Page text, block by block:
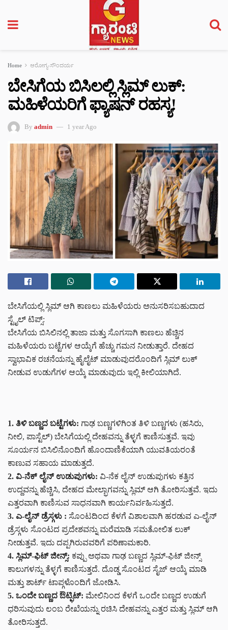
Home ಆರೋಗ್ಯ-ಸೌಂದರ್ಯ
ಬೇಸಿಗೆಯ ಬಿಸಿಲಲ್ಲಿ ಸ್ಲಿಮ್ ಲುಕ್:
ಮಹಿಳೆಯರಿಗೆ ಫ್ಯಾಷನ್ ರಹಸ್ಯ!
By admin 1 year Ago
ಬೇಸಿಗೆಯಲ್ಲಿ ಸ್ಲಿಮ್ ಆಗಿ ಕಾಣಲು ಮಹಿಳೆಯರು ಅನುಸರಿಸಬಹುದಾದ
ಸ್ಟೈಲ್ ಟಿಪ್ಸ್:
ಬೇಸಿಗೆಯ ಬಿಸಿಲಿನಲ್ಲಿ ತಾಜಾ ಮತ್ತು ಸೊಗಸಾಗಿ ಕಾಣಲು ಹೆಚ್ಚಿನ
ಮಹಿಳೆಯರು ಬಟ್ಟೆಗಳ ಆಯ್ಕೆಗೆ ಹೆಚ್ಚು ಗಮನ ನೀಡುತ್ತಾರೆ. ದೇಹದ
ಸ್ವಾಭಾವಿಕ ರಚನೆಯನ್ನು ಹೈಲೈಟ್ ಮಾಡುವುದರೊಂದಿಗೆ ಸ್ಲಿಮ್ ಲುಕ್
ನೀಡುವ ಉಡುಗೆಗಳ ಆಯ್ಕೆ ಮಾಡುವುದು ಇಲ್ಲಿ ಕೀಲಿಯಾಗಿದೆ.
1. ತಿಳಿ ಬಣ್ಣದ ಬಟ್ಟೆಗಳು: ಗಾಢ ಬಣ್ಣಗಳಿಗಿಂತ ತಿಳಿ ಬಣ್ಣಗಳು (ಹಸಿರು,
ನೀಲಿ, ಪಾಸ್ಟೆಲ್) ಬೇಸಿಗೆಯಲ್ಲಿ ದೇಹವನ್ನು ತೆಳ್ಳಗೆ ಕಾಣಿಸುತ್ತವೆ. ಇವು
ಸೂರ್ಯನ ಬಿಸಿಲಿನೊಂದಿಗೆ ಹೊಂದಾಣಿಕೆಯಾಗಿ ಯುವತಿಯರಂತೆ
ಕಾಣುವ ಸಹಾಯ ಮಾಡುತ್ತದೆ.
2. ವಿ-ನೆಕ್ ಲೈನ್ ಉಡುಪುಗಳು: ವಿ-ನೆಕ ಲೈನ್ ಉಡುಪುಗಳು ಕತ್ತಿನ
ಉದ್ದವನ್ನು ಹೆಚ್ಚಿಸಿ, ದೇಹದ ಮೇಲ್ಭಾಗವನ್ನು ಸ್ಲಿಮ್ ಆಗಿ ತೋರಿಸುತ್ತವೆ. ಇದು
ಎತ್ತರವಾಗಿ ಕಾಣಿಸುವ ಸಾಧನವಾಗಿ ಕಾರ್ಯನಿರ್ವಹಿಸುತ್ತದೆ.
3. ಎ-ಲೈನ್ ಡ್ರೆಸ್ಗಳು : ಸೊಂಟದಿಂದ ಕೆಳಗೆ ವಿಶಾಲವಾಗಿ ಹರಡುವ ಎ-ಲೈನ್
ಡ್ರೆಸ್ಗಳು ಸೊಂಟದ ಪ್ರದೇಶವನ್ನು ಮರೆಮಾಡಿ ಸಮತೋಲಿತ ಲುಕ್
ನೀಡುತ್ತವೆ. ಇದು ದಪ್ಪಗಿರುವವರಿಗೆ ಪರಿಣಾಮಕಾರಿ.
4. ಸ್ಲಿಮ್-ಫಿಟ್ ಜೀನ್ಸ್: ಕಪ್ಪು ಅಥವಾ ಗಾಢ ಬಣ್ಣದ ಸ್ಲಿಮ್-ಫಿಟ್ ಜೀನ್ಸ್
ಕಾಲುಗಳನ್ನು ತೆಳ್ಳಗೆ ಕಾಣಿಸುತ್ತದೆ. ದೊಡ್ಡ ಸೊಂಟದ ಸೈಜ್ ಆಯ್ಕೆ ಮಾಡಿ
ಮತ್ತು ಶಾರ್ಟ್ ಟಾಪ್ಗಳೊಂದಿಗೆ ಜೋಡಿಸಿ.
5. ಒಂದೇ ಬಣ್ಣದ ಔಟ್ಫಿಟ್: ಮೇಲಿನಿಂದ ಕೆಳಗೆ ಒಂದೇ ಬಣ್ಣದ ಉಡುಗೆ
ಧರಿಸುವುದು ಲಂಬ ರೇಖೆಯನ್ನು ರಚಿಸಿ ದೇಹವನ್ನು ಎತ್ತರ ಮತ್ತು ಸ್ಲಿಮ್ ಆಗಿ
ತೋರಿಸುತ್ತದೆ.